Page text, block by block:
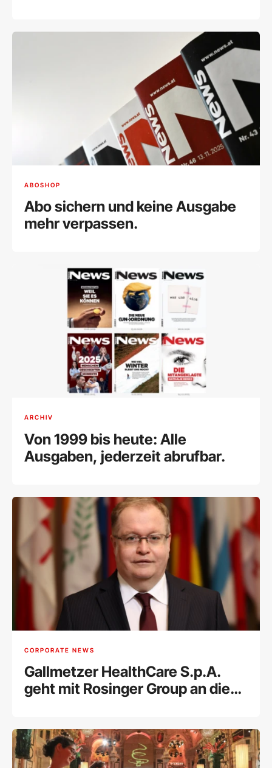
ABOSHOP
Abo sichern und keine Ausgabe
mehr verpassen.
ARCHIV
Von 1999 bis heute: Alle
Ausgaben, jederzeit abrufbar.
CORPORATE NEWS
Gallmetzer HealthCare S.p.A.
geht mit Rosinger Group an die